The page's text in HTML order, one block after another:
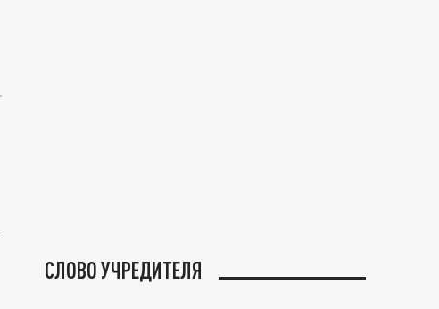
СЛОВО УЧРЕДИТЕЛЯ